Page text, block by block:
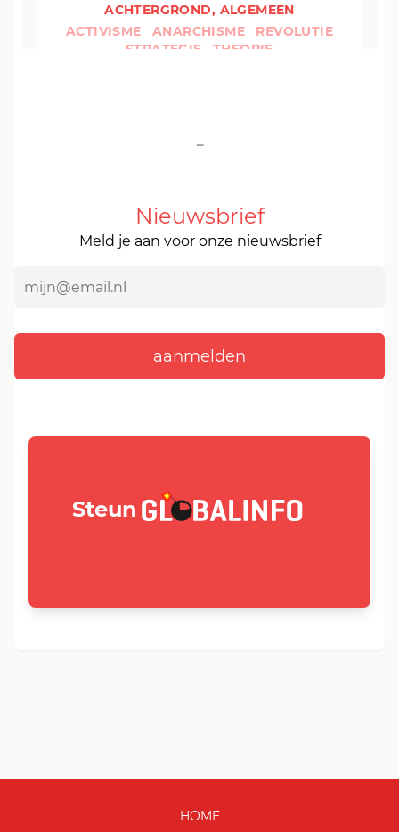
-
Nieuwsbrief
Meld je aan voor onze nieuwsbrief
Steun GLOBALINFO.nl
HOME